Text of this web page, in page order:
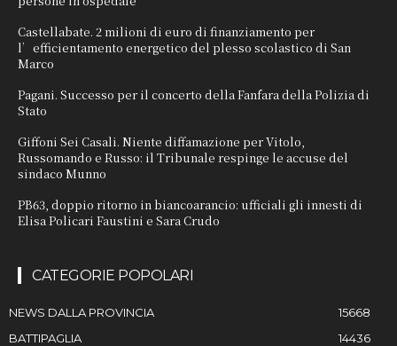
Castellabate. 2 milioni di euro di finanziamento per
l’efficientamento energetico del plesso scolastico di San
Marco
Pagani. Successo per il concerto della Fanfara della Polizia di
Stato
Giffoni Sei Casali. Niente diffamazione per Vitolo,
Russomando e Russo: il Tribunale respinge le accuse del
sindaco Munno
PB63, doppio ritorno in biancoarancio: ufficiali gli innesti di
Elisa Policari Faustini e Sara Crudo
CATEGORIE POPOLARI
NEWS DALLA PROVINCIA
15668
BATTIPAGLIA
14436